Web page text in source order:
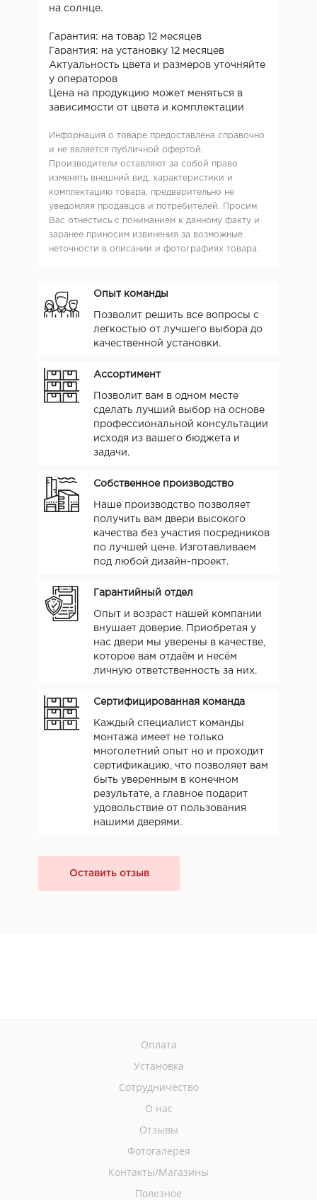
на солнце.
Гарантия: на товар 12 месяцев
Гарантия: на установку 12 месяцев
Актуальность цвета и размеров уточняйте
у операторов
Цена на продукцию может меняться в
зависимости от цвета и комплектации
Информация о товаре предоставлена справочно
и не является публичной офертой.
Производители оставляют за собой право
изменять внешний вид, характеристики и
комплектацию товара, предварительно не
уведомляя продавцов и потребителей. Просим
Вас отнестись с пониманием к данному факту и
заранее приносим извинения за возможные
неточности в описании и фотографиях товара.
Опыт команды
Позволит решить все вопросы с
легкостью от лучшего выбора до
качественной установки.
Ассортимент
Позволит вам в одном месте
сделать лучший выбор на основе
профессиональной консультации
исходя из вашего бюджета и
задачи.
Собственное производство
Наше производство позволяет
получить вам двери высокого
качества без участия посредников
по лучшей цене. Изготавливаем
под любой дизайн-проект.
Гарантийный отдел
Опыт и возраст нашей компании
внушает доверие. Приобретая у
нас двери мы уверены в качестве,
которое вам отдаём и несём
личную ответственность за них.
Сертифицированная команда
Каждый специалист команды
монтажа имеет не только
многолетний опыт но и проходит
сертификацию, что позволяет вам
быть уверенным в конечном
результате, а главное подарит
удовольствие от пользования
нашими дверями.
Оставить отзыв
Оплата
Установка
Сотрудничество
О нас
Отзывы
Фотогалерея
Контакты/Магазины
Полезное